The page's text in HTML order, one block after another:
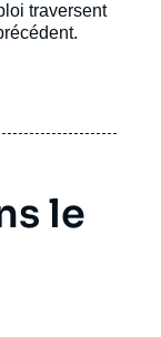
traversent
le